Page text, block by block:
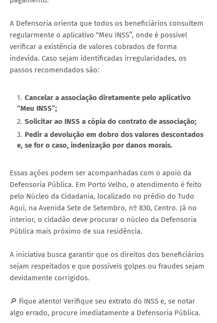
A Defensoria orienta que todos os beneficiários consultem
regularmente o aplicativo “Meu INSS”, onde é possível
verificar a existência de valores cobrados de forma
indevida. Caso sejam identificadas irregularidades, os
passos recomendados são:
Cancelar a associação diretamente pelo aplicativo
“Meu INSS”;
Solicitar ao INSS a cópia do contrato de associação;
Pedir a devolução em dobro dos valores descontados
e, se for o caso, indenização por danos morais.
Essas ações podem ser acompanhadas com o apoio da
Defensoria Pública. Em Porto Velho, o atendimento é feito
pelo Núcleo da Cidadania, localizado no prédio do Tudo
Aqui, na Avenida Sete de Setembro, nº 830, Centro. Já no
interior, o cidadão deve procurar o núcleo da Defensoria
Pública mais próximo de sua residência.
A iniciativa busca garantir que os direitos dos beneficiários
sejam respeitados e que possíveis golpes ou fraudes sejam
devidamente corrigidos.
🔎 Fique atento! Verifique seu extrato do INSS e, se notar
algo errado, procure imediatamente a Defensoria Pública.